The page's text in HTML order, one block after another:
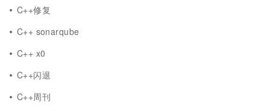
C++修复
C++ sonarqube
C++ x0
C++闪退
C++周刊